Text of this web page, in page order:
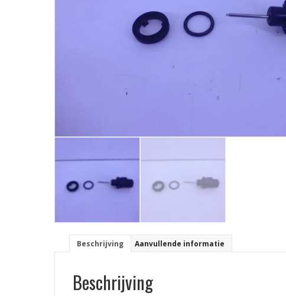
Beschrijving Aanvullende informatie
Beschrijving